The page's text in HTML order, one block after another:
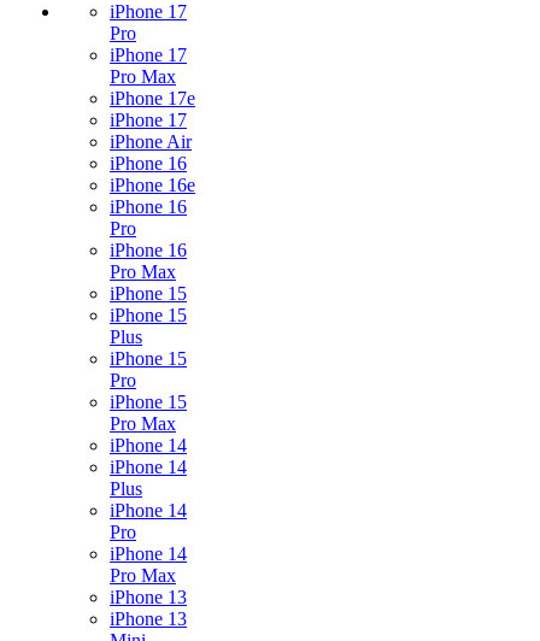
iPhone 17
Pro
iPhone 17
Pro Max
iPhone 17e
iPhone 17
iPhone Air
iPhone 16
iPhone 16e
iPhone 16
Pro
iPhone 16
Pro Max
iPhone 15
iPhone 15
Plus
iPhone 15
Pro
iPhone 15
Pro Max
iPhone 14
iPhone 14
Plus
iPhone 14
Pro
iPhone 14
Pro Max
iPhone 13
iPhone 13